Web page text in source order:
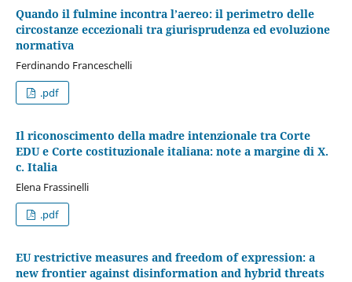
Quando il fulmine incontra l’aereo: il perimetro delle
circostanze eccezionali tra giurisprudenza ed evoluzione
normativa
Ferdinando Franceschelli
.pdf
Il riconoscimento della madre intenzionale tra Corte
EDU e Corte costituzionale italiana: note a margine di X.
c. Italia
Elena Frassinelli
.pdf
EU restrictive measures and freedom of expression: a
new frontier against disinformation and hybrid threats